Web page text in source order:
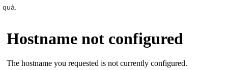
quả.